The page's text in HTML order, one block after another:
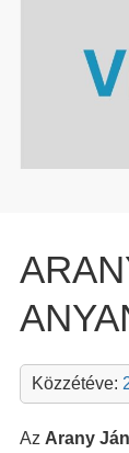
Közzétéve:
Az Arany